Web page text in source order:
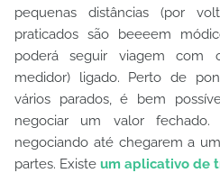
pequenas distâncias (por
praticados são beeeem
poderá seguir viagem com
medidor) ligado. Perto de
vários parados, é bem
negociar um valor
negociando até chegarem a
partes. Existe um aplicativo de